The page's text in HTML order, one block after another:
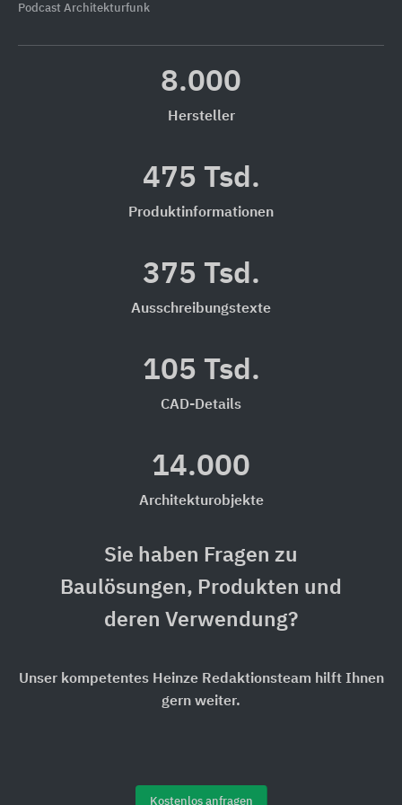
Podcast Architekturfunk
8.000
Hersteller
475 Tsd.
Produktinformationen
375 Tsd.
Ausschreibungstexte
105 Tsd.
CAD-Details
14.000
Architekturobjekte
Sie haben Fragen zu
Baulösungen, Produkten und
deren Verwendung?
Unser kompetentes Heinze Redaktionsteam hilft Ihnen
gern weiter.
Kostenlos anfragen